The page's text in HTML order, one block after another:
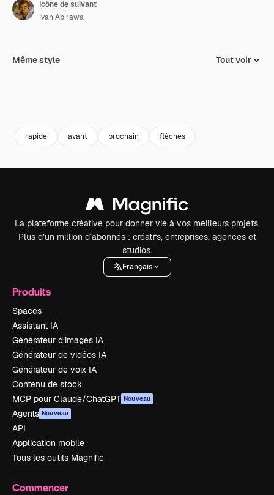
Icône de suivant
Ivan Abirawa
Même style Tout voir
rapide avant prochain flèches
La plateforme créative pour donner vie à vos meilleurs projets.
Plus d’un million d’abonnés : créatifs, entreprises, agences et
studios.
Français
Produits
Spaces
Assistant IA
Générateur d’images IA
Générateur de vidéos IA
Générateur de voix IA
Contenu de stock
MCP pour Claude/ChatGPT Nouveau
Agents Nouveau
API
Application mobile
Tous les outils Magnific
Commencer